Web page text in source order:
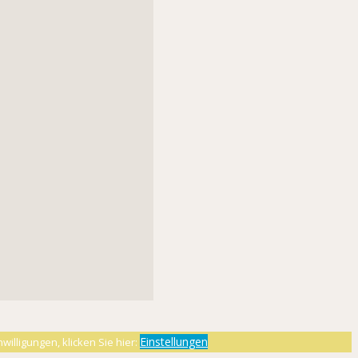
klicken Sie hier: Einstellungen